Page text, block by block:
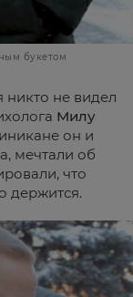
букетом
не видел
Милу
он и
мечтали об
что
держится.